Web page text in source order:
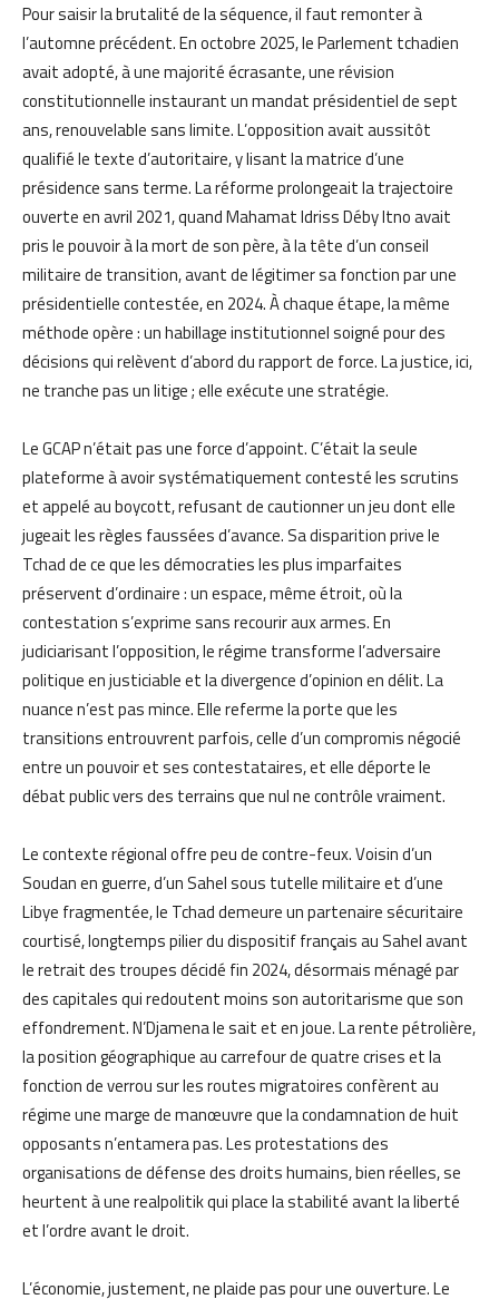
Pour saisir la brutalité de la séquence, il faut remonter à
l’automne précédent. En octobre 2025, le Parlement tchadien
avait adopté, à une majorité écrasante, une révision
constitutionnelle instaurant un mandat présidentiel de sept
ans, renouvelable sans limite. L’opposition avait aussitôt
qualifié le texte d’autoritaire, y lisant la matrice d’une
présidence sans terme. La réforme prolongeait la trajectoire
ouverte en avril 2021, quand Mahamat Idriss Déby Itno avait
pris le pouvoir à la mort de son père, à la tête d’un conseil
militaire de transition, avant de légitimer sa fonction par une
présidentielle contestée, en 2024. À chaque étape, la même
méthode opère : un habillage institutionnel soigné pour des
décisions qui relèvent d’abord du rapport de force. La justice, ici,
ne tranche pas un litige ; elle exécute une stratégie.
Le GCAP n’était pas une force d’appoint. C’était la seule
plateforme à avoir systématiquement contesté les scrutins
et appelé au boycott, refusant de cautionner un jeu dont elle
jugeait les règles faussées d’avance. Sa disparition prive le
Tchad de ce que les démocraties les plus imparfaites
préservent d’ordinaire : un espace, même étroit, où la
contestation s’exprime sans recourir aux armes. En
judiciarisant l’opposition, le régime transforme l’adversaire
politique en justiciable et la divergence d’opinion en délit. La
nuance n’est pas mince. Elle referme la porte que les
transitions entrouvrent parfois, celle d’un compromis négocié
entre un pouvoir et ses contestataires, et elle déporte le
débat public vers des terrains que nul ne contrôle vraiment.
Le contexte régional offre peu de contre-feux. Voisin d’un
Soudan en guerre, d’un Sahel sous tutelle militaire et d’une
Libye fragmentée, le Tchad demeure un partenaire sécuritaire
courtisé, longtemps pilier du dispositif français au Sahel avant
le retrait des troupes décidé fin 2024, désormais ménagé par
des capitales qui redoutent moins son autoritarisme que son
effondrement. N’Djamena le sait et en joue. La rente pétrolière,
la position géographique au carrefour de quatre crises et la
fonction de verrou sur les routes migratoires confèrent au
régime une marge de manœuvre que la condamnation de huit
opposants n’entamera pas. Les protestations des
organisations de défense des droits humains, bien réelles, se
heurtent à une realpolitik qui place la stabilité avant la liberté
et l’ordre avant le droit.
L’économie, justement, ne plaide pas pour une ouverture. Le